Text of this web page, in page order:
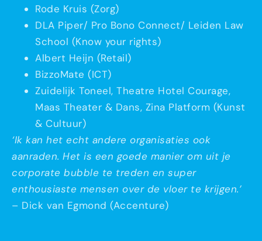
Rode Kruis (Zorg)
DLA Piper/ Pro Bono Connect/ Leiden Law
School (Know your rights)
Albert Heijn (Retail)
BizzoMate (ICT)
Zuidelijk Toneel, Theatre Hotel Courage,
Maas Theater & Dans, Zina Platform (Kunst
& Cultuur)
‘Ik kan het echt andere organisaties ook
aanraden. Het is een goede manier om uit je
corporate bubble te treden en super
enthousiaste mensen over de vloer te krijgen.’
– Dick van Egmond (Accenture)